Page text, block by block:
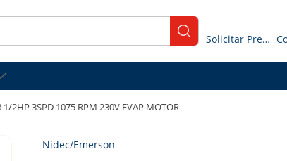
submit search
Solicitar Presupuesto
2HP 3SPD 1075 RPM 230V EVAP MOTOR
Nidec/Emerson